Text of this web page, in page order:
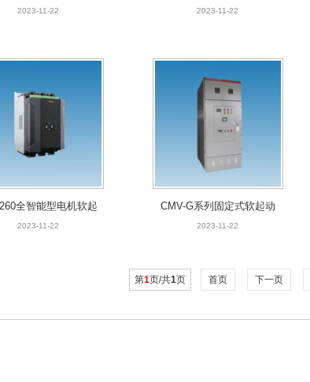
2023-11-22 2023-11-22
全智能型电机软起
动器
2023-11-22
CMV-G系列固定式软起动
控制装置
2023-11-22
第1页/共1页 首页 下一页